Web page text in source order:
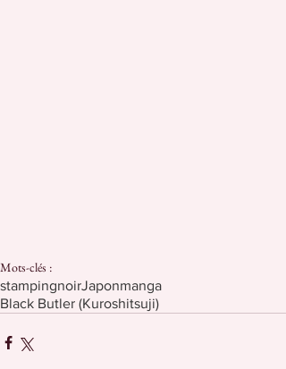
Mots-clés :
stampingnoirJaponmanga
Black Butler (Kuroshitsuji)